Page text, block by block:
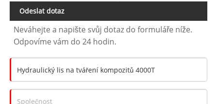
Odeslat dotaz
Neváhejte a napište svůj dotaz do formuláře níže.
Odpovíme vám do 24 hodin.